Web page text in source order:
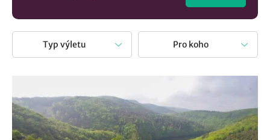
Typ výletu Pro koho